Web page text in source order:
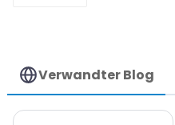
Verwandter Blog